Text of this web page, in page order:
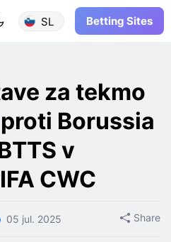
SL Betting Sites
za tekmo
Borussia
v
CWC
05 jul. 2025 Share